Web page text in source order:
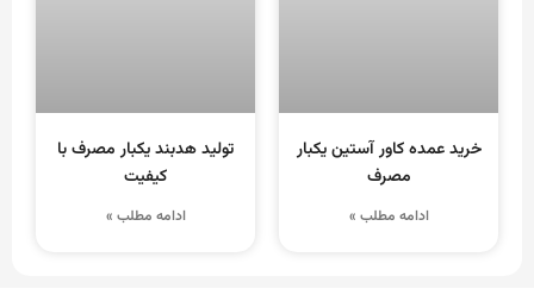
خرید عمده کاور آستین یکبار
مصرف
ادامه مطلب »
تولید هدبند یکبار مصرف با
کیفیت
ادامه مطلب »